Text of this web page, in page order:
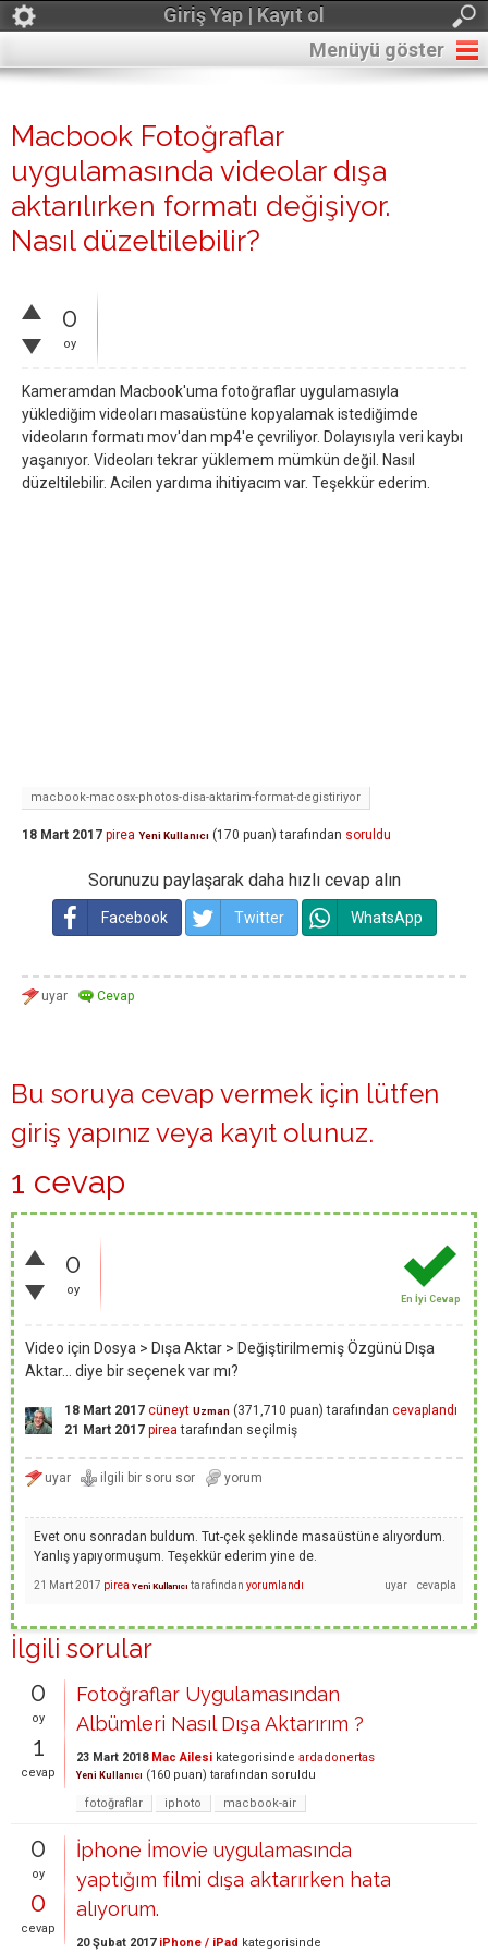
Giriş Yap | Kayıt ol
Menüyü göster
Macbook Fotoğraflar
uygulamasında videolar dışa
aktarılırken formatı değişiyor.
Nasıl düzeltilebilir?
0
oy
Kameramdan Macbook'uma fotoğraflar uygulamasıyla
yüklediğim videoları masaüstüne kopyalamak istediğimde
videoların formatı mov'dan mp4'e çevriliyor. Dolayısıyla veri kaybı
yaşanıyor. Videoları tekrar yüklemem mümkün değil. Nasıl
düzeltilebilir. Acilen yardıma ihitiyacım var. Teşekkür ederim.
macbook-macosx-photos-disa-aktarim-format-degistiriyor
18 Mart 2017 pirea Yeni Kullanıcı (170 puan) tarafından soruldu
Sorunuzu paylaşarak daha hızlı cevap alın
Facebook Twitter WhatsApp
Bu soruya cevap vermek için lütfen
giriş yapınız veya kayıt olunuz.
1 cevap
0
oy
En İyi Cevap
Video için Dosya > Dışa Aktar > Değiştirilmemiş Özgünü Dışa
Aktar… diye bir seçenek var mı?
18 Mart 2017 cüneyt Uzman (371,710 puan) tarafından cevaplandı
21 Mart 2017 pirea tarafından seçilmiş
Evet onu sonradan buldum. Tut-çek şeklinde masaüstüne alıyordum.
Yanlış yapıyormuşum. Teşekkür ederim yine de.
21 Mart 2017 pirea Yeni Kullanıcı tarafından yorumlandı
İlgili sorular
0
oy
1
cevap
Fotoğraflar Uygulamasından
Albümleri Nasıl Dışa Aktarırım ?
23 Mart 2018 Mac Ailesi kategorisinde ardadonertas
Yeni Kullanıcı (160 puan) tarafından soruldu
fotoğraflar
iphoto macbook-air
0
oy
0
cevap
İphone İmovie uygulamasında
yaptığım filmi dışa aktarırken hata
alıyorum.
20 Şubat 2017 iPhone / iPad kategorisinde